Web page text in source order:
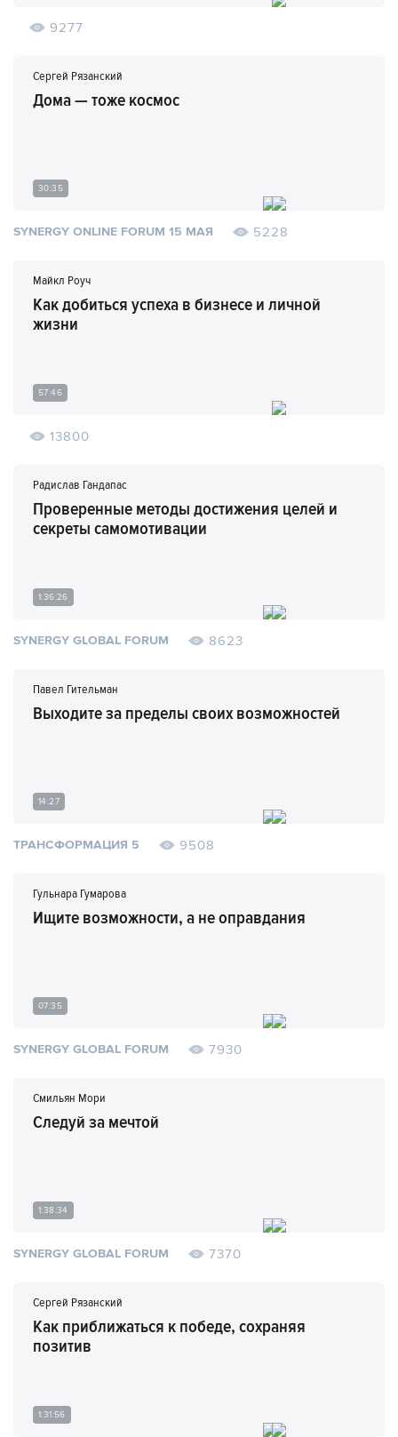
9277
Сергей Рязанский
Дома — тоже космос
30:35
SYNERGY ONLINE FORUM 15 МАЯ 5228
Майкл Роуч
Как добиться успеха в бизнесе и личной
жизни
57:46
13800
Радислав Гандапас
Проверенные методы достижения целей и
секреты самомотивации
1:36:26
SYNERGY GLOBAL FORUM 8623
Павел Гительман
Выходите за пределы своих возможностей
14:27
ТРАНСФОРМАЦИЯ 5 9508
Гульнара Гумарова
Ищите возможности, а не оправдания
07:35
SYNERGY GLOBAL FORUM 7930
Смильян Мори
Следуй за мечтой
1:38:34
SYNERGY GLOBAL FORUM 7370
Сергей Рязанский
Как приближаться к победе, сохраняя
позитив
1:31:56